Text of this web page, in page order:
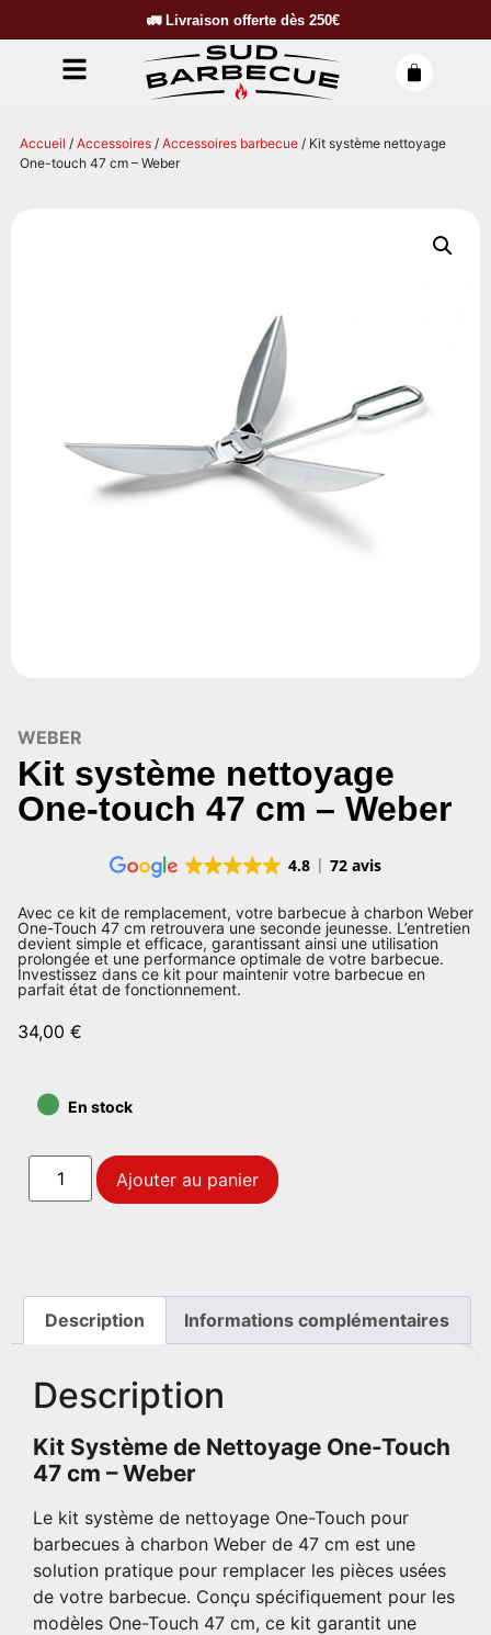
🚛 Livraison offerte dès 250€
Accueil / Accessoires / Accessoires barbecue / Kit système nettoyage
One-touch 47 cm – Weber
WEBER
Kit système nettoyage
One-touch 47 cm – Weber
4.8 72 avis
Avec ce kit de remplacement, votre barbecue à charbon Weber
One-Touch 47 cm retrouvera une seconde jeunesse. L’entretien
devient simple et efficace, garantissant ainsi une utilisation
prolongée et une performance optimale de votre barbecue.
Investissez dans ce kit pour maintenir votre barbecue en
parfait état de fonctionnement.
34,00 €
• En stock
Ajouter au panier
Description Informations complémentaires
Description
Kit Système de Nettoyage One-Touch
47 cm – Weber
Le kit système de nettoyage One-Touch pour
barbecues à charbon Weber de 47 cm est une
solution pratique pour remplacer les pièces usées
de votre barbecue. Conçu spécifiquement pour les
modèles One-Touch 47 cm, ce kit garantit une